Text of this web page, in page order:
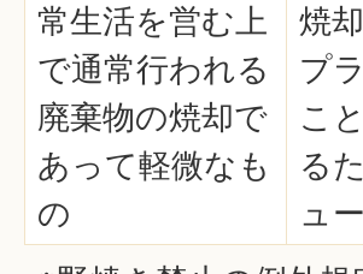
常生活を営む上
で通常行われる
廃棄物の焼却で
あって軽微なも
の
焼
プ
こ
る
ュ